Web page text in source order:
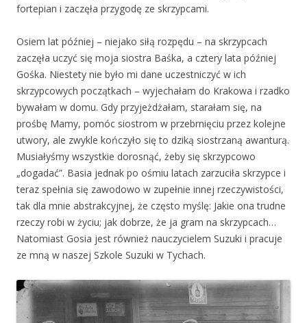
fortepian i zaczęła przygodę ze skrzypcami.
Osiem lat później – niejako siłą rozpędu – na skrzypcach
zaczęła uczyć się moja siostra Baśka, a cztery lata później
Gośka. Niestety nie było mi dane uczestniczyć w ich
skrzypcowych początkach – wyjechałam do Krakowa i rzadko
bywałam w domu. Gdy przyjeżdżałam, starałam się, na
prośbę Mamy, pomóc siostrom w przebrnięciu przez kolejne
utwory, ale zwykle kończyło się to dziką siostrzaną awanturą.
Musiałyśmy wszystkie dorosnąć, żeby się skrzypcowo
„dogadać”. Basia jednak po ośmiu latach zarzuciła skrzypce i
teraz spełnia się zawodowo w zupełnie innej rzeczywistości,
tak dla mnie abstrakcyjnej, że często myślę: Jakie ona trudne
rzeczy robi w życiu; jak dobrze, że ja gram na skrzypcach…
Natomiast Gosia jest również nauczycielem Suzuki i pracuje
ze mną w naszej Szkole Suzuki w Tychach.